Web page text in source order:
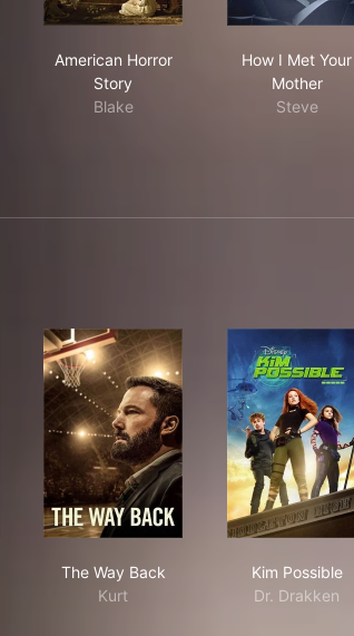
American Horror
Story
Blake
How I Met Your
Mother
Steve
The Way Back
Kurt
Kim Possible
Dr. Drakken